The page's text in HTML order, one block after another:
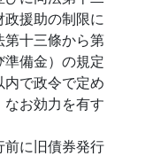
援助の制限に
十三條から第
備金）の規定
で政令で定め
お効力を有す
に旧債券発行